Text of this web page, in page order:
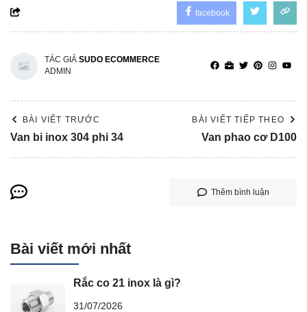
facebook
TÁC GIẢ SUDO ECOMMERCE
ADMIN
BÀI VIẾT TRƯỚC
Van bi inox 304 phi 34
BÀI VIẾT TIẾP THEO
Van phao cơ D100
Thêm bình luận
Bài viết mới nhất
Rắc co 21 inox là gì?
31/07/2026